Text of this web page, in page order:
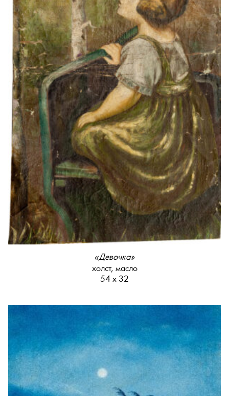
«Девочка»
холст, масло
54 х 32